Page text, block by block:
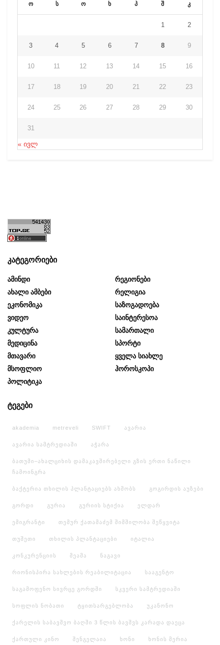
ო ს ო ხ პ შ კ
1 2
3 4 5 6 7 8 9
10 11 12 13 14 15 16
17 18 19 20 21 22 23
24 25 26 27 28 29 30
31
« ივლ
კატეგორიები
Ამინდი
Ახალი Ამბები
Ეკონომიკა
Ვიდეო
Კულტურა
Მედიცინა
Მთავარი
Მსოფლიო
Პოლიტიკა
Რეგიონები
Რელიგია
Საზოგადოება
Საინტერესოა
Სამართალი
Სპორტი
Ყველა Სიახლე
Ჰოროსკოპი
ტეგები
akademia metreveli SWIFT ავარია
ავარია სამტრედიაში აჭარა
ბათუმი–ახალციხის დამაკავშირებელი გზის ერთი ნაწილი
ჩამოინგრა
ბაქტერია თხილის პლანტაციებს ახმობს გოგირდის აუზები
გორდი გურია გურიის სტიქია ელდარ
ემიგრანტი თემურ ქათამაძემ შიმშილობა შეწყვიტა
თუშეთი თხილის პლანტაციები იტალია
კონკურენციის მეამა ნაგავი
რიონისპირა სახლების რეაბილიტაცია სააგენტო
საგამოფენო სივრცე გორდში სკვერი სამტრედიაში
სოფლის ნობათი ტყითსარგებლობა უკანონო
ქარელის საბავშვო ბაღში 3 წლის ბავშვს კარადა დაეცა
ქართული კინო შენგელაია ხონი ხონის მერია